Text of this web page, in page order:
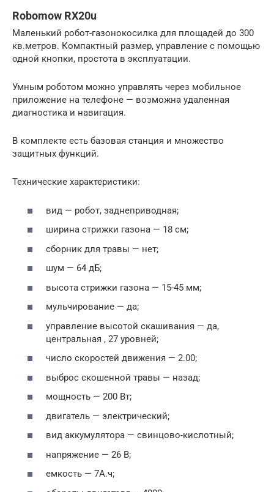
Robomow RX20u
Маленький робот-газонокосилка для площадей до 300
кв.метров. Компактный размер, управление с помощью
одной кнопки, простота в эксплуатации.
Умным роботом можно управлять через мобильное
приложение на телефоне — возможна удаленная
диагностика и навигация.
В комплекте есть базовая станция и множество
защитных функций.
Технические характеристики:
вид — робот, заднеприводная;
ширина стрижки газона — 18 см;
сборник для травы — нет;
шум — 64 дБ;
высота стрижки газона — 15-45 мм;
мульчирование — да;
управление высотой скашивания — да,
центральная , 27 уровней;
число скоростей движения — 2.00;
выброс скошенной травы — назад;
мощность — 200 Вт;
двигатель — электрический;
вид аккумулятора — свинцово-кислотный;
напряжение — 26 В;
емкость — 7А.ч;